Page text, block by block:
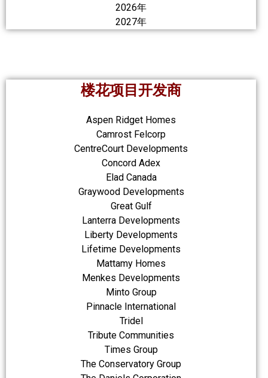
2026年
2027年
楼花项目开发商
Aspen Ridget Homes
Camrost Felcorp
CentreCourt Developments
Concord Adex
Elad Canada
Graywood Developments
Great Gulf
Lanterra Developments
Liberty Developments
Lifetime Developments
Mattamy Homes
Menkes Developments
Minto Group
Pinnacle International
Tridel
Tribute Communities
Times Group
The Conservatory Group